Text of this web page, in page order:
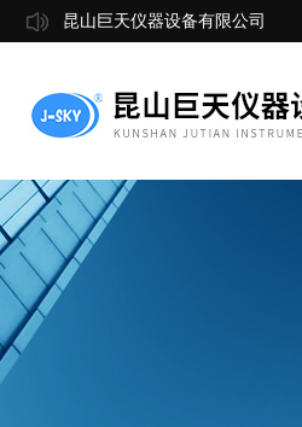
昆山巨天仪器设备有限公司